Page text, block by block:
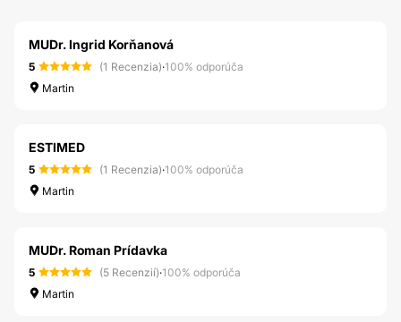
MUDr. Ingrid Korňanová
5 (1 Recenzia)·100% odporúča
Martin
ESTIMED
5 (1 Recenzia)·100% odporúča
Martin
MUDr. Roman Prídavka
5 (5 Recenzií)·100% odporúča
Martin